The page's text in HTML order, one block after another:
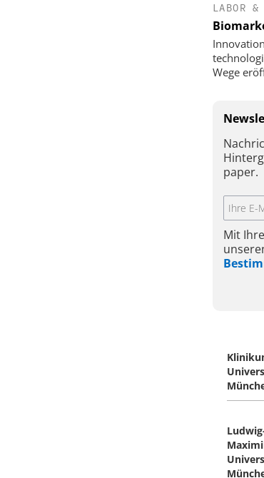
LABOR
Wege
paper.
Mit